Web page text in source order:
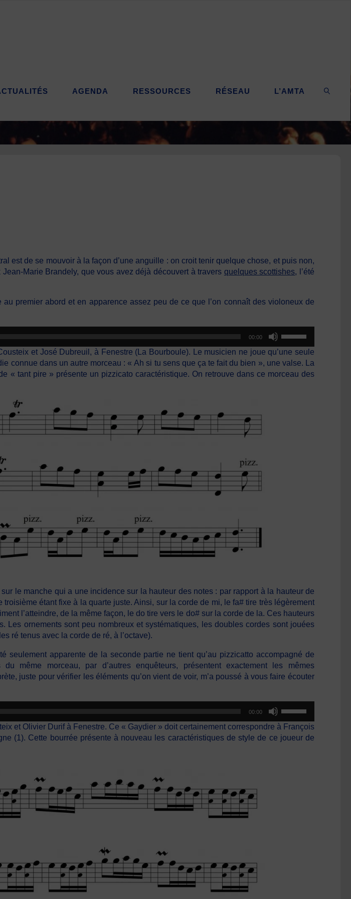
AGENDA RESSOURCES RÉSEAU L’AMTA
est de se mouvoir à la façon d’une anguille : on croit tenir quelque chose, et puis non,
Marie Brandely, que vous avez déjà découvert à travers quelques scottishes, l’été
premier abord et en apparence assez peu de ce que l’on connaît des violoneux de
00:00
flèches
haut/bas
pour
et José Dubreuil, à Fenestre (La Bourboule). Le musicien ne joue qu’une seule
connue dans un autre morceau : « Ah si tu sens que ça te fait du bien », une valse. La
« tant pire » présente un pizzicato caractéristique. On retrouve dans ce morceau des
le manche qui a une incidence sur la hauteur des notes : par rapport à la hauteur de
étant fixe à la quarte juste. Ainsi, sur la corde de mi, le fa# tire très légèrement
l’atteindre, de la même façon, le do tire vers le do# sur la corde de la. Ces hauteurs
ornements sont peu nombreux et systématiques, les doubles cordes sont jouées
ré tenus avec la corde de ré, à l’octave).
apparente de la seconde partie ne tient qu’au pizzicatto accompagné de
même morceau, par d’autres enquêteurs, présentent exactement les mêmes
juste pour vérifier les éléments qu’on vient de voir, m’a poussé à vous faire écouter
00:00
flèches
haut/bas
et Olivier Durif à Fenestre. Ce « Gaydier » doit certainement correspondre à François
(1). Cette bourrée présente à nouveau les caractéristiques de style de ce joueur de